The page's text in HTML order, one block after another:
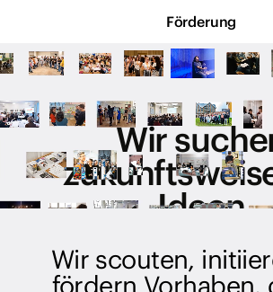
Förderung
Wir
Ideen
Wir scouten,